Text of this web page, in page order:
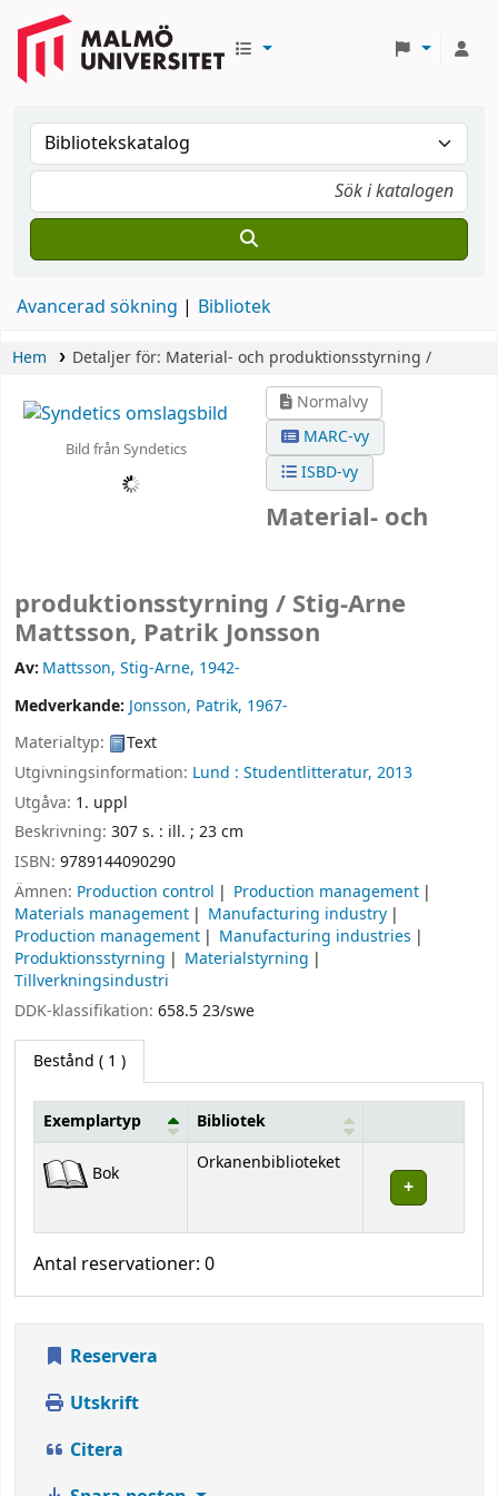
Avancerad sökning Bibliotek
Hem Detaljer för: Material- och produktionsstyrning /
Bild från Syndetics
Normalvy
MARC-vy
ISBD-vy
Material- och
produktionsstyrning / Stig-Arne
Mattsson, Patrik Jonsson
Av: Mattsson, Stig-Arne, 1942-
Medverkande: Jonsson, Patrik, 1967-
Materialtyp:
Text
Utgivningsinformation: Lund : Studentlitteratur, 2013
Utgåva: 1. uppl
Beskrivning: 307 s. : ill. ; 23 cm
ISBN: 9789144090290
Ämnen: Production control
Production management
Materials management
Manufacturing industry
Production management
Manufacturing industries
Produktionsstyrning
Materialstyrning
Tillverkningsindustri
DDK-klassifikation: 658.5 23/swe
Bestånd ( 1 )
Exemplartyp Bibliotek
Bok Orkanenbiblioteket
Antal reservationer: 0
Reservera
Utskrift
Citera